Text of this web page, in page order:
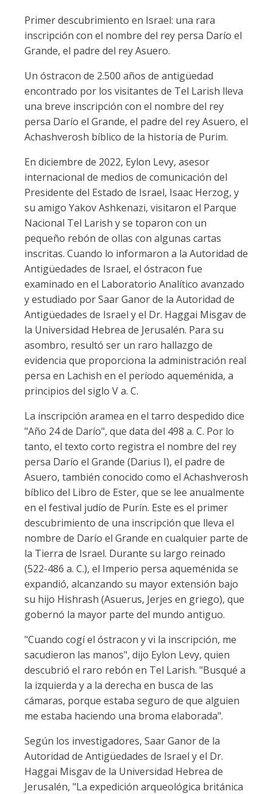
Primer descubrimiento en Israel: una rara
inscripción con el nombre del rey persa Darío el
Grande, el padre del rey Asuero.
Un óstracon de 2.500 años de antigüedad
encontrado por los visitantes de Tel Larish lleva
una breve inscripción con el nombre del rey
persa Darío el Grande, el padre del rey Asuero, el
Achashverosh bíblico de la historia de Purim.
En diciembre de 2022, Eylon Levy, asesor
internacional de medios de comunicación del
Presidente del Estado de Israel, Isaac Herzog, y
su amigo Yakov Ashkenazi, visitaron el Parque
Nacional Tel Larish y se toparon con un
pequeño rebón de ollas con algunas cartas
inscritas. Cuando lo informaron a la Autoridad de
Antigüedades de Israel, el óstracon fue
examinado en el Laboratorio Analítico avanzado
y estudiado por Saar Ganor de la Autoridad de
Antigüedades de Israel y el Dr. Haggai Misgav de
la Universidad Hebrea de Jerusalén. Para su
asombro, resultó ser un raro hallazgo de
evidencia que proporciona la administración real
persa en Lachish en el período aqueménida, a
principios del siglo V a. C.
La inscripción aramea en el tarro despedido dice
"Año 24 de Darío", que data del 498 a. C. Por lo
tanto, el texto corto registra el nombre del rey
persa Darío el Grande (Darius I), el padre de
Asuero, también conocido como el Achashverosh
bíblico del Libro de Ester, que se lee anualmente
en el festival judío de Purín. Este es el primer
descubrimiento de una inscripción que lleva el
nombre de Darío el Grande en cualquier parte de
la Tierra de Israel. Durante su largo reinado
(522-486 a. C.), el Imperio persa aqueménida se
expandió, alcanzando su mayor extensión bajo
su hijo Hishrash (Asuerus, Jerjes en griego), que
gobernó la mayor parte del mundo antiguo.
"Cuando cogí el óstracon y vi la inscripción, me
sacudieron las manos", dijo Eylon Levy, quien
descubrió el raro rebón en Tel Larish. "Busqué a
la izquierda y a la derecha en busca de las
cámaras, porque estaba seguro de que alguien
me estaba haciendo una broma elaborada".
Según los investigadores, Saar Ganor de la
Autoridad de Antigüedades de Israel y el Dr.
Haggai Misgav de la Universidad Hebrea de
Jerusalén, "La expedición arqueológica británica